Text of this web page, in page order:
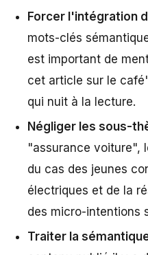
Forcer l'intégration
mots-clés
est important de
cet article sur le
qui nuit à la lecture.
Négliger les sous-
"assurance voiture",
du cas des jeunes
électriques et de la
des micro-intentions
Traiter la